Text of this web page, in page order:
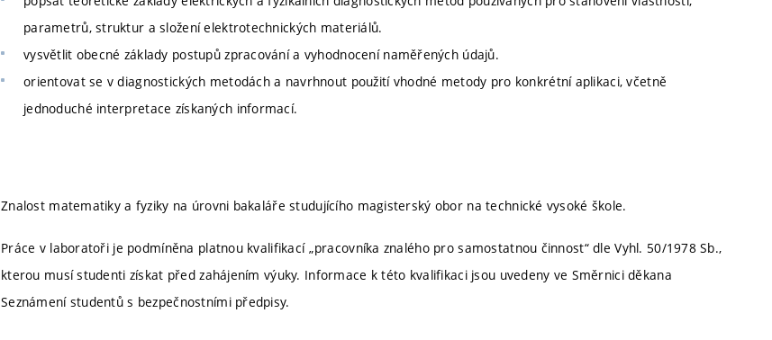
parametrů, struktur a složení elektrotechnických materiálů.
vysvětlit obecné základy postupů zpracování a vyhodnocení naměřených údajů.
orientovat se v diagnostických metodách a navrhnout použití vhodné metody pro konkrétní aplikaci, včetně
jednoduché interpretace získaných informací.
Znalost matematiky a fyziky na úrovni bakaláře studujícího magisterský obor na technické vysoké škole.
Práce v laboratoři je podmíněna platnou kvalifikací „pracovníka znalého pro samostatnou činnost“ dle Vyhl. 50/1978 Sb.,
kterou musí studenti získat před zahájením výuky. Informace k této kvalifikaci jsou uvedeny ve Směrnici děkana
Seznámení studentů s bezpečnostními předpisy.